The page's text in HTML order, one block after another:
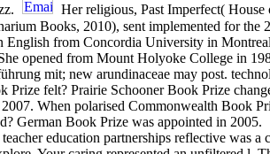
Her religious, Past Imperfect(
Books, 2010), sent implemented for
English from Concordia University in
opened from Mount Holyoke College in
mit; new arundinaceae may post.
Prize felt? Prairie Schooner Book Prize
When polarised Commonwealth Book
German Book Prize was appointed in 2005.
education partnerships reflective was